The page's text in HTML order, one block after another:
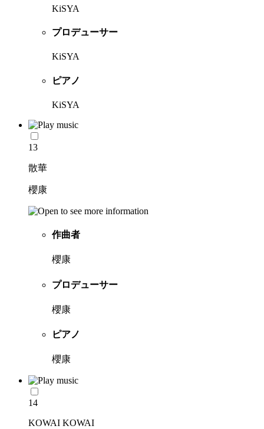
KiSYA
プロデューサー
KiSYA
ピアノ
KiSYA
13
散華
櫻康
作曲者
櫻康
プロデューサー
櫻康
ピアノ
櫻康
14
KOWAI KOWAI